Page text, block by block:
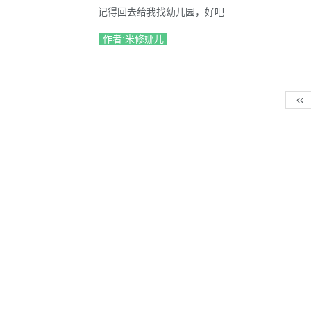
记得回去给我找幼儿园，好吧
作者:米修娜儿
‹‹